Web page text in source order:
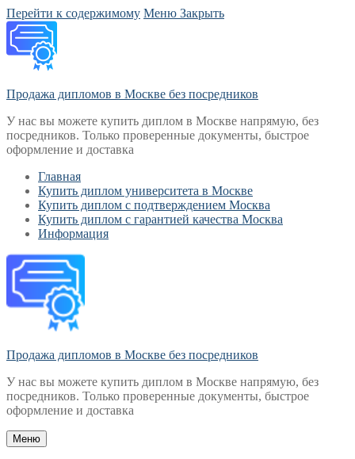
Перейти к содержимому Меню Закрыть
Продажа дипломов в Москве без посредников
У нас вы можете купить диплом в Москве напрямую, без
посредников. Только проверенные документы, быстрое
оформление и доставка
Главная
Купить диплом университета в Москве
Купить диплом с подтверждением Москва
Купить диплом с гарантией качества Москва
Информация
Продажа дипломов в Москве без посредников
У нас вы можете купить диплом в Москве напрямую, без
посредников. Только проверенные документы, быстрое
оформление и доставка
Меню